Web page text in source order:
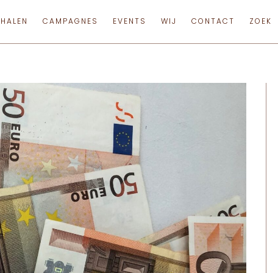
CAMPAGNES EVENTS WIJ CONTACT ZOEK